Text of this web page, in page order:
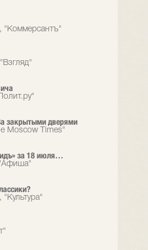
"Коммерсантъ"
закрытыми дверями
Moscow Times"
за 18 июля…
"Афиша"